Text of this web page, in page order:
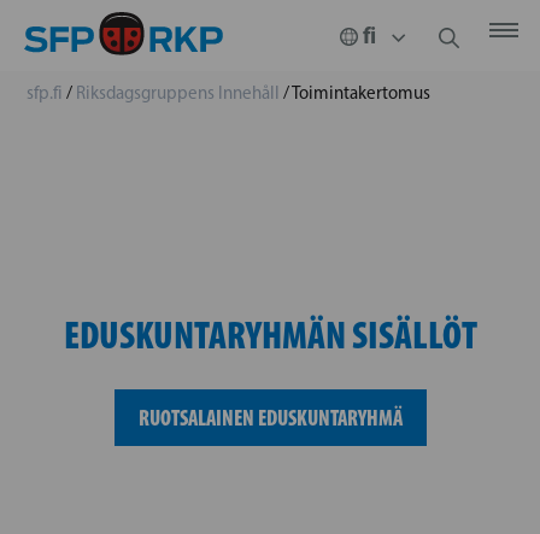
sfp.fi / Riksdagsgruppens Innehåll /Toimintakertomus
EDUSKUNTARYHMÄN SISÄLLÖT
RUOTSALAINEN EDUSKUNTARYHMÄ